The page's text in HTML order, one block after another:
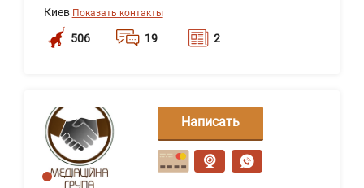
Киев Показать контакты
506 19 2
Написать
сообщение